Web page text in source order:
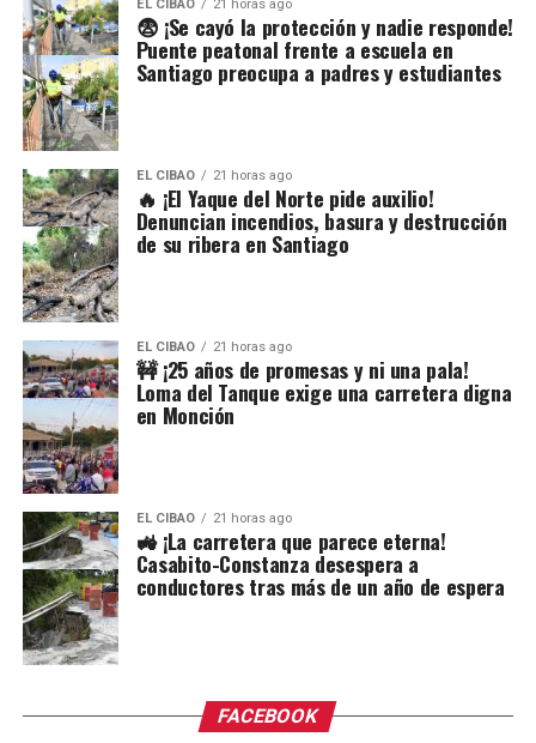
EL CIBAO 21 horas ago
😨 ¡Se cayó la protección y nadie responde!
Puente peatonal frente a escuela en
Santiago preocupa a padres y estudiantes
EL CIBAO 21 horas ago
🔥 ¡El Yaque del Norte pide auxilio!
Denuncian incendios, basura y destrucción
de su ribera en Santiago
EL CIBAO 21 horas ago
🚧 ¡25 años de promesas y ni una pala!
Loma del Tanque exige una carretera digna
en Monción
EL CIBAO 21 horas ago
🚜 ¡La carretera que parece eterna!
Casabito-Constanza desespera a
conductores tras más de un año de espera
FACEBOOK